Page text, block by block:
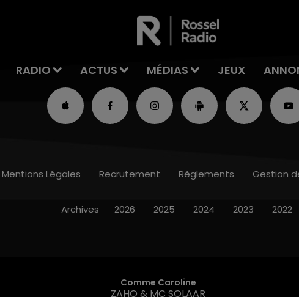
RADIO ACTUS MÉDIAS JEUX
Comme Caroline
ZAHO & MC SOLAAR
Mentions Légales Recrutement Règlements Gestion
Archives 2026 2025 2024 2023 2022